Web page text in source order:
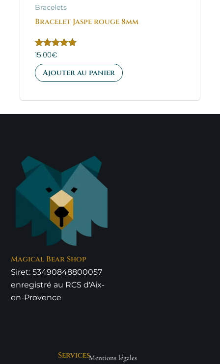
Bracelets
Bracelet Jaspe rouge 8mm
Note
sur 5
15.00€
Ajouter au panier
Magical Bear Shop
Siret: 53490848800057
enregistré au RCS d'Aix-
en-Provence
ServicesMentions légales